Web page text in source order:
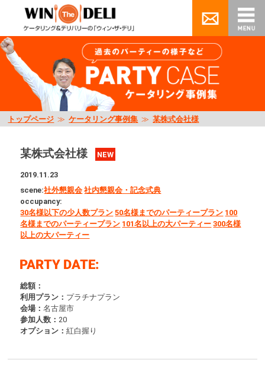
トップページ ≫ケータリング事例集 ≫某株式会社様
某株式会社様 NEW
2019.11.23
scene:社外懇親会 社内懇親会・記念式典
occupancy:
30名様以下の少人数プラン 50名様までのパーティープラン 100
名様までのパーティープラン 101名以上の大パーティー 300名様
以上の大パーティー
総額：
利用プラン： プラチナプラン
会場：名古屋市
参加人数：20
オプション：紅白握り